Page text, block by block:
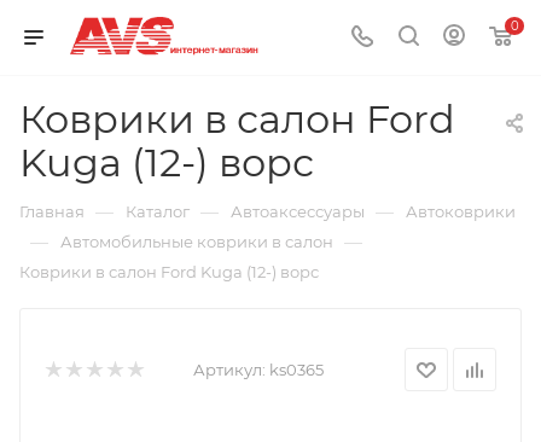
0
Коврики в салон Ford
Kuga (12-) ворс
Главная — Каталог — Автоаксессуары — Автоковрики
— Автомобильные коврики в салон —
Коврики в салон Ford Kuga (12-) ворс
Артикул: ks0365